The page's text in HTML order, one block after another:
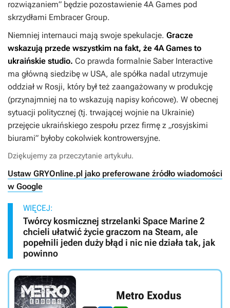
rozwiązaniem” będzie pozostawienie 4A Games pod
skrzydłami Embracer Group.
Niemniej internauci mają swoje spekulacje. Gracze
wskazują przede wszystkim na fakt, że 4A Games to
ukraińskie studio. Co prawda formalnie Saber Interactive
ma główną siedzibę w USA, ale spółka nadal utrzymuje
oddział w Rosji, który był też zaangażowany w produkcję
(przynajmniej na to wskazują napisy końcowe). W obecnej
sytuacji politycznej (tj. trwającej wojnie na Ukrainie)
przejęcie ukraińskiego zespołu przez firmę z „rosyjskimi
biurami” byłoby cokolwiek kontrowersyjne.
Dziękujemy za przeczytanie artykułu.
Ustaw GRYOnline.pl jako preferowane źródło wiadomości
w Google
WIĘCEJ:
Twórcy kosmicznej strzelanki Space Marine 2
chcieli ułatwić życie graczom na Steam, ale
popełnili jeden duży błąd i nic nie działa tak, jak
powinno
Metro Exodus